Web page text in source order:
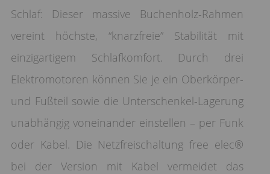
Schlaf: Dieser massive Buchenholz-Rahmen
vereint höchste, “knarzfreie” Stabilität mit
einzigartigem Schlafkomfort. Durch drei
Elektromotoren können Sie je ein Oberkörper-
und Fußteil sowie die Unterschenkel-Lagerung
unabhängig voneinander einstellen – per Funk
oder Kabel. Die Netzfreischaltung free elec®
bei der Version mit Kabel vermeidet das